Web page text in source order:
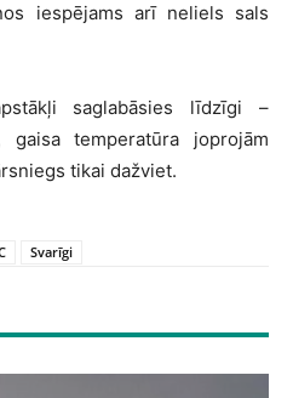
iespējams arī neliels sals
saglabāsies līdzīgi –
gaisa temperatūra joprojām
tikai dažviet.
Svarīgi